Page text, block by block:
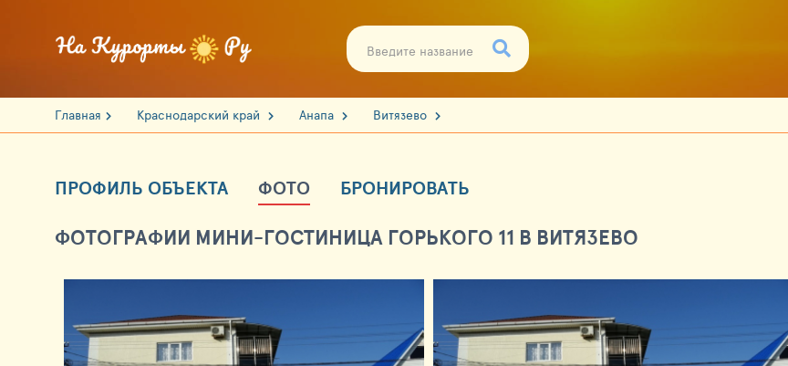
Главная Краснодарский край Анапа Витязево
ПРОФИЛЬ ОБЪЕКТА ФОТО БРОНИРОВАТЬ
ФОТОГРАФИИ МИНИ-ГОСТИНИЦА ГОРЬКОГО 11 В ВИТЯЗЕВО